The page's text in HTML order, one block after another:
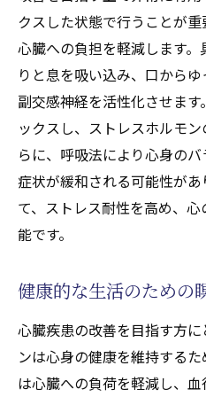
クスした状態で行うことが重
心臓への負担を軽減します。
りと息を吸い込み、口からゆ
副交感神経を活性化させま
ックスし、ストレスホルモ
らに、呼吸法により心身の
症状が緩和される可能性が
て、ストレス耐性を高め、
能です。
健康的な生活のための
心臓疾患の改善を目指す方
ンは心身の健康を維持する
は心臓への負荷を軽減し、